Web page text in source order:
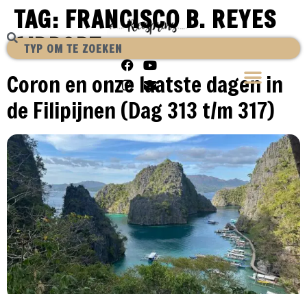
TAG: FRANCISCO B. REYES
AIRPORT
Coron en onze laatste dagen in
de Filipijnen (Dag 313 t/m 317)